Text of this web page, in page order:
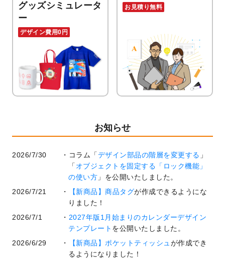
グッズシミュレータ
ー
デザイン費用0円
お見積り無料
お知らせ
2026/7/30 コラム「デザイン部品の階層を変更する 」
「 オブジェクトを固定する「ロック機能」
の使い方 」を公開いたしました。
2026/7/21
【新商品】商品タグが作成できるようにな
りました！
2026/7/1
2027年版1月始まりのカレンダーデザイン
テンプレート を公開いたしました。
2026/6/29
【新商品】ポケットティッシュが作成でき
るようになりました！